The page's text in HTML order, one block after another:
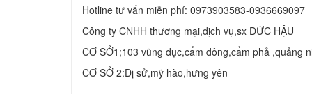
Hotline tư vấn miễn phí: 0973903583-0936669097
Công ty CNHH thương mại,dịch vụ,sx ĐỨC HẬU
CƠ SỞ1;103 vũng đục,cẩm đông,cẩm phả ,quảng
CƠ SỞ 2:Dị sử,mỹ hào,hưng yên